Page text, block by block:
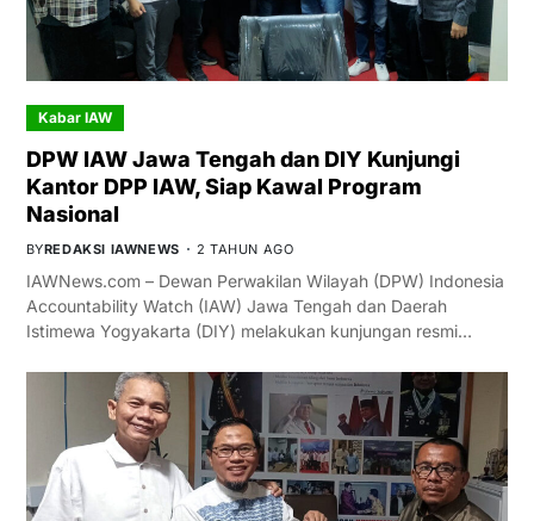
Kabar IAW
DPW IAW Jawa Tengah dan DIY Kunjungi
Kantor DPP IAW, Siap Kawal Program
Nasional
BYREDAKSI IAWNEWS 2 TAHUN AGO
IAWNews.com – Dewan Perwakilan Wilayah (DPW) Indonesia
Accountability Watch (IAW) Jawa Tengah dan Daerah
Istimewa Yogyakarta (DIY) melakukan kunjungan resmi…